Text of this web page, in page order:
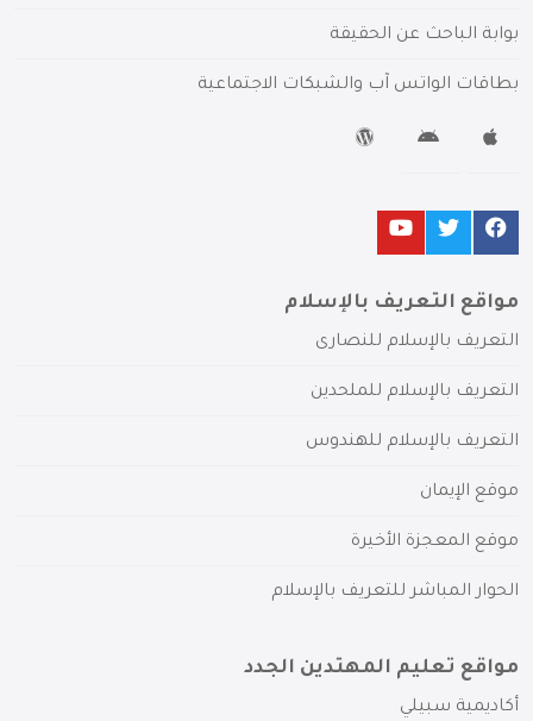
بوابة الباحث عن الحقيقة
بطاقات الواتس آب والشبكات الاجتماعية
مواقع التعريف بالإسلام
التعريف بالإسلام للنصارى
التعريف بالإسلام للملحدين
التعريف بالإسلام للهندوس
موقع الإيمان
موقع المعجزة الأخيرة
الحوار المباشر للتعريف بالإسلام
مواقع تعليم المهتدين الجدد
أكاديمية سبيلي